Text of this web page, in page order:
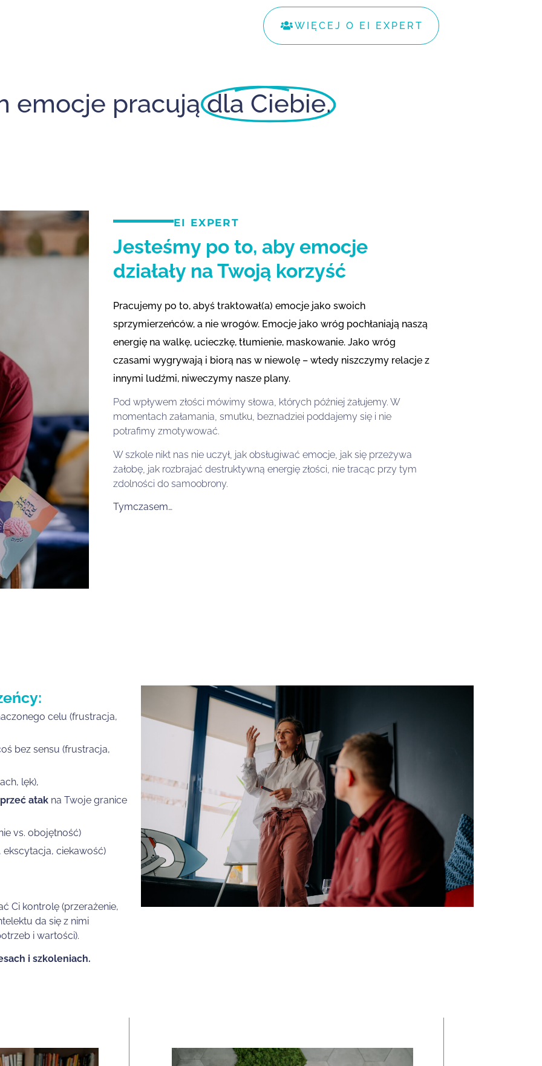
WIĘCEJ O EI EXPERT
emocje pracują dla Ciebie.
EI EXPERT
Jesteśmy po to, aby emocje
działały na Twoją korzyść
Pracujemy po to, abyś traktował(a) emocje jako swoich
sprzymierzeńców, a nie wrogów. Emocje jako wróg pochłaniają naszą
energię na walkę, ucieczkę, tłumienie, maskowanie. Jako wróg
czasami wygrywają i biorą nas w niewolę – wtedy niszczymy relacje z
innymi ludźmi, niweczymy nasze plany.
Pod wpływem złości mówimy słowa, których później żałujemy. W
momentach załamania, smutku, beznadziei poddajemy się i nie
potrafimy zmotywować.
W szkole nikt nas nie uczył, jak obsługiwać emocje, jak się przeżywa
żałobę, jak rozbrajać destruktywną energię złości, nie tracąc przy tym
zdolności do samoobrony.
Tymczasem…
celu (frustracja,
bez sensu (frustracja,
lęk),
atakna Twoje granice
vs. obojętność)
ciekawość)
Ci kontrolę (przerażenie,
da się z nimi
i wartości).
i szkoleniach.